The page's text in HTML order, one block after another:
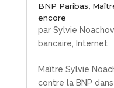
BNP Paribas,
encore
par Sylvie
bancaire
Internet
Maître Sylvie
contre la BNP